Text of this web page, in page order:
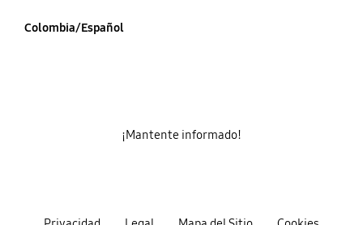
Colombia/Español
¡Mantente informado!